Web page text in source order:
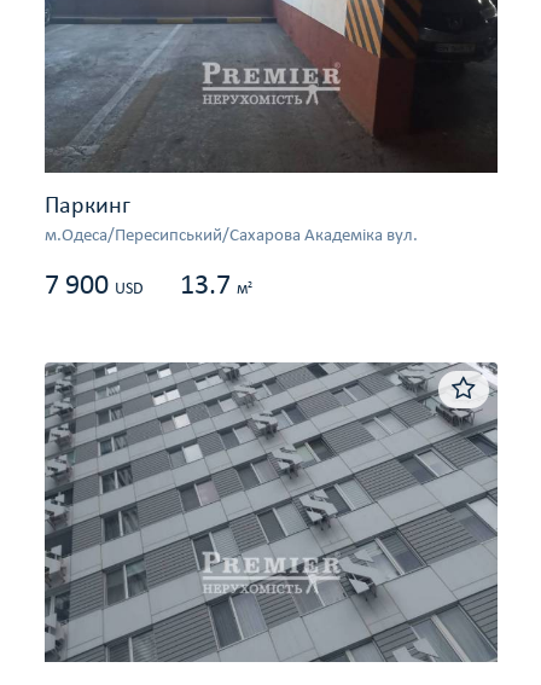
Паркинг
м.Одеса/Пересипський/Сахарова Академіка вул.
7 900 USD 13.7 м2